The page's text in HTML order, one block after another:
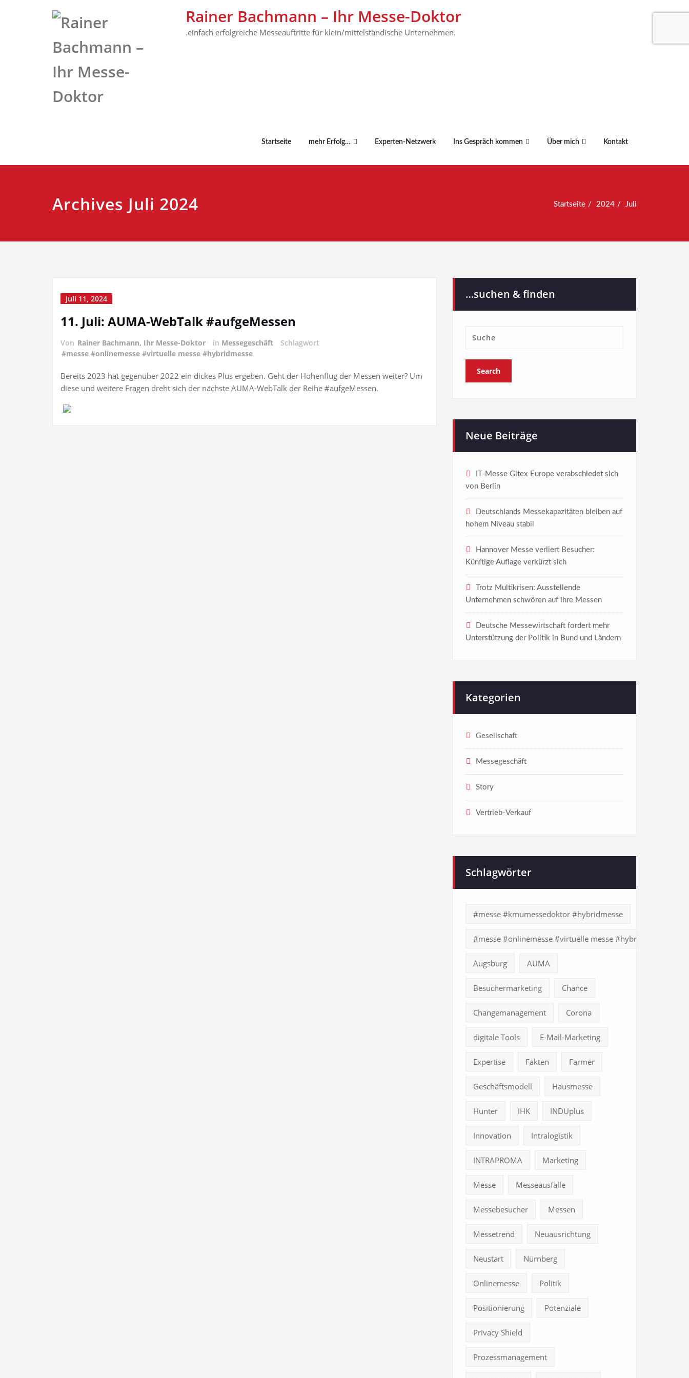
Rainer Bachmann – Ihr Messe-Doktor
.einfach erfolgreiche Messeauftritte für klein/mittelständische Unternehmen.
Startseite mehr Erfolg… Experten-Netzwerk Ins Gespräch kommen Über mich Kontakt
Archives Juli 2024 Startseite 2024 Juli
Juli 11, 2024
11. Juli: AUMA-WebTalk #aufgeMessen
Von Rainer Bachmann, Ihr Messe-Doktor in Messegeschäft
Schlagwort
#messe #onlinemesse #virtuelle messe #hybridmesse
Bereits 2023 hat gegenüber 2022 ein dickes Plus ergeben. Geht der Höhenflug der Messen weiter? Um
diese und weitere Fragen dreht sich der nächste AUMA-WebTalk der Reihe #aufgeMessen.
…suchen & finden
Neue Beiträge
IT-Messe Gitex Europe verabschiedet sich
von Berlin
Deutschlands Messekapazitäten bleiben auf
hohem Niveau stabil
Hannover Messe verliert Besucher:
Künftige Auflage verkürzt sich
Trotz Multikrisen: Ausstellende
Unternehmen schwören auf ihre Messen
Deutsche Messewirtschaft fordert mehr
Unterstützung der Politik in Bund und Ländern
Kategorien
Gesellschaft
Messegeschäft
Story
Vertrieb-Verkauf
Schlagwörter
#messe #kmumessedoktor #hybridmesse
#messe #onlinemesse #virtuelle messe #hybridmesse
Augsburg AUMA
Besuchermarketing Chance
Changemanagement Corona
digitale Tools E-Mail-Marketing
Expertise Fakten Farmer
Geschäftsmodell Hausmesse
Hunter IHK INDUplus
Innovation Intralogistik
INTRAPROMA Marketing
Messe Messeausfälle
Messebesucher Messen
Messetrend Neuausrichtung
Neustart Nürnberg
Onlinemesse Politik
Positionierung Potenziale
Privacy Shield
Prozessmanagement